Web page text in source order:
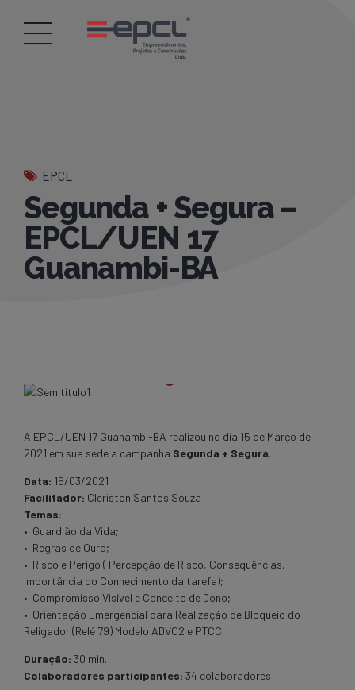
EPCL
Segunda + Segura –
EPCL/UEN 17
Guanambi-BA
A EPCL/UEN 17 Guanambi-BA realizou no dia 15 de Março de
2021 em sua sede a campanha Segunda + Segura.
Data: 15/03/2021
Facilitador: Cleriston Santos Souza
Temas:
• Guardião da Vida;
• Regras de Ouro;
• Risco e Perigo ( Percepção de Risco, Consequências,
Importância do Conhecimento da tarefa);
• Compromisso Visível e Conceito de Dono;
• Orientação Emergencial para Realização de Bloqueio do
Religador (Relé 79) Modelo ADVC2 e PTCC.
Duração: 30 min.
Colaboradores participantes: 34 colaboradores